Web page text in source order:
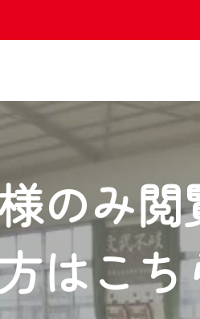
のみ閲
はこち
お知らせ
らリニューアルします！
ンツが一目瞭然。
も・外出先でも！
いただけます！